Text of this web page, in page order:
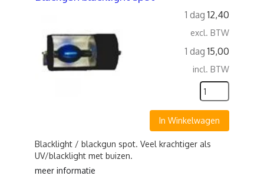
1 dag 12,40
excl. BTW
1 dag 15,00
incl. BTW
In Winkelwagen
Blacklight / blackgun spot. Veel krachtiger als
UV/blacklight met buizen.
meer informatie